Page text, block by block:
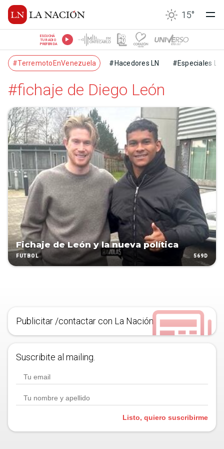
15°
ESCUCHÁ
TU RADIO
PREFERIDA
#TerremotoEnVenezuela #Hacedores LN #Especiales LN
#fichaje de Diego León
Fichaje de León y la nueva política
FÚTBOL 569D
Publicitar /contactar con La Nación
Suscribite al mailing.
Listo, quiero suscribirme